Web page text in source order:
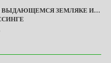
ВЫДАЮЩЕМСЯ ЗЕМЛЯКЕ И…